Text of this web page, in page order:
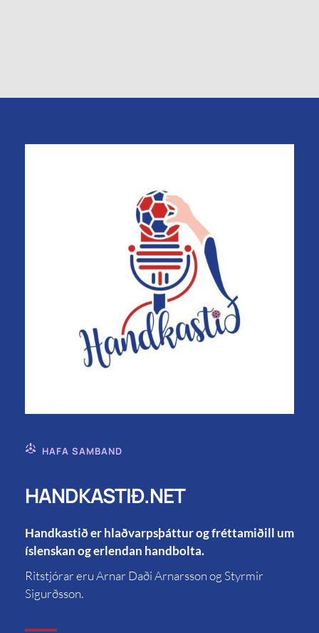
HAFA SAMBAND
HANDKASTIÐ.NET
Handkastið er hlaðvarpsþáttur og fréttamiðill um
íslenskan og erlendan handbolta.
Ritstjórar eru Arnar Daði Arnarsson og Styrmir
Sigurðsson.